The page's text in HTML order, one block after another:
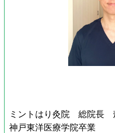
ミントはり灸院 総院長
神戸東洋医療学院卒業